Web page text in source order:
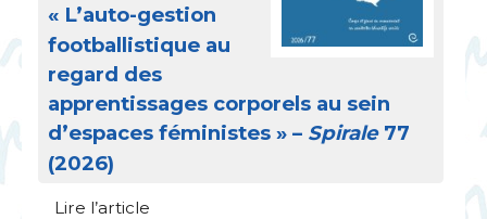
« L’auto-gestion
footballistique au
regard des
apprentissages corporels au sein
d’espaces féministes » – Spirale77
(2026)
Lire l’article